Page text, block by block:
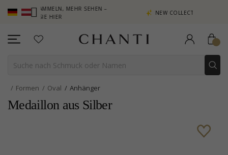
SAMMELN, MEHR SEHEN –
SIE HIER
NEW COLLECTION | AURA
Formen Oval Anhänger
Medaillon aus Silber